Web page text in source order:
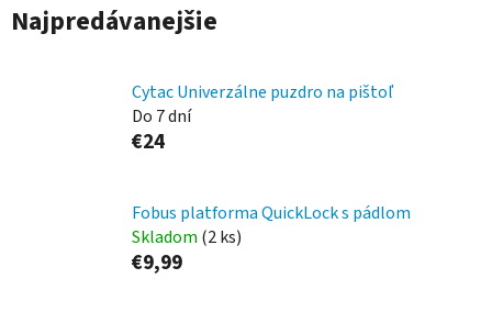
Najpredávanejšie
Cytac Univerzálne puzdro na pištoľ
Do 7 dní
€24
Fobus platforma QuickLock s pádlom
Skladom (2 ks)
€9,99